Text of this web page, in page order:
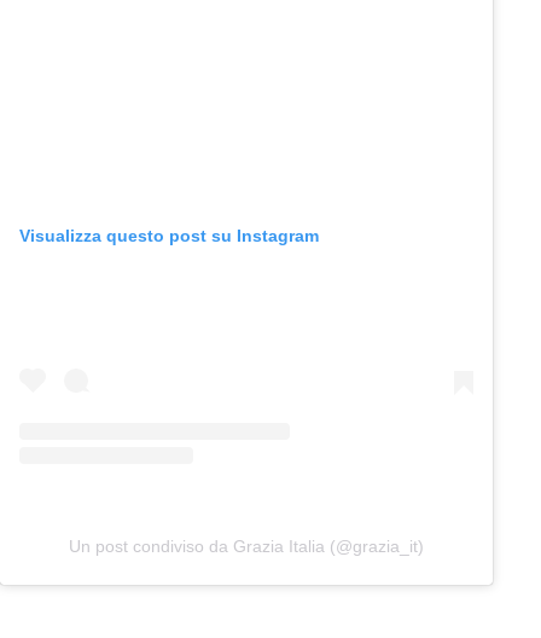
Visualizza questo post su Instagram
Un post condiviso da Grazia Italia (@grazia_it)